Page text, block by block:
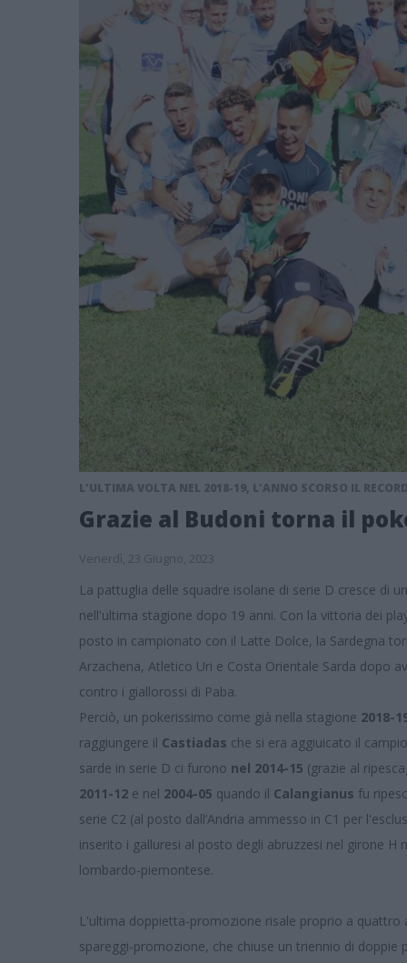
L'ULTIMA VOLTA NEL 2018-19, L'ANNO SCORSO IL
Grazie al Budoni torna il
Venerdì, 23 Giugno, 2023
La pattuglia delle squadre isolane di serie D cresce di
nell'ultima stagione dopo 19 anni. Con la vittoria dei
posto in campionato con il Latte Dolce, la Sardegna
Arzachena, Atletico Uri e Costa Orientale Sarda dopo
contro i giallorossi di Paba.
Perciò, un pokerissimo come già nella stagione 2018-
raggiungere il Castiadas che si era aggiuicato il
sarde in serie D ci furono nel 2014-15 (grazie al
2011-12 e nel 2004-05 quando il Calangianus fu
serie C2 (al posto dall’Andria ammesso in C1 per
inserito i galluresi al posto degli abruzzesi nel girone
lombardo-piemontese.
L'ultima doppietta-promozione risale proprio a
spareggi-promozione, che chiuse un triennio di